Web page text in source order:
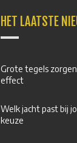
HET LAATSTE
Grote tegels
effect
Welk jacht past bij
keuze